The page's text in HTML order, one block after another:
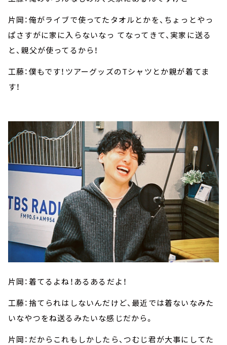
片岡：俺がライブで使ってたタオルとかを、ちょっとやっ
ぱさすがに家に入らないなっ てなってきて、実家に送る
と、親父が使ってるから！
工藤：僕もです！ツアーグッズのTシャツとか親が着てま
す！
片岡：着てるよね！あるあるだよ！
工藤：捨てられはしないんだけど、最近では着ないなみた
いなやつをね送るみたいな感じだから。
片岡：だからこれもしかしたら、つむじ君が大事にしてた